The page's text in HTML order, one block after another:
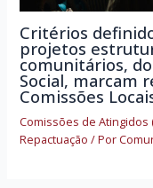
Critérios
projetos
comunitários,
Social, marcam
Comissões
Comissões de Atingidos
Repactuação / Por